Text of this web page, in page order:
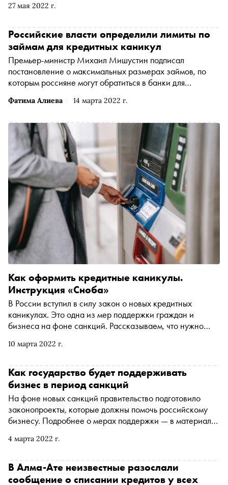
27 мая 2022 г.
Фатима Алиева 14 марта 2022 г.
Российские власти определили лимиты по
займам для кредитных каникул
Премьер-министр Михаил Мишустин подписал
постановление о максимальных размерах займов, по
которым россияне могут обратиться в банки для
пресс-службе кабмина
10 марта 2022 г.
Как оформить кредитные каникулы.
Инструкция «Сноба»
В России вступил в силу закон о новых кредитных
каникулах. Это одна из мер поддержки граждан и
бизнеса на фоне санкций. Рассказываем, что нужно
4 марта 2022 г.
Как государство будет поддерживать
бизнес в период санкций
На фоне новых санкций правительство подготовило
законопроекты, которые должны помочь российскому
бизнесу. Подробнее о мерах поддержки — в материале
В Алма-Ате неизвестные разослали
сообщение о списании кредитов у всех